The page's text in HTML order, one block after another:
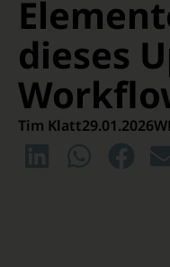
dieses
Tim Klatt29.01.2026